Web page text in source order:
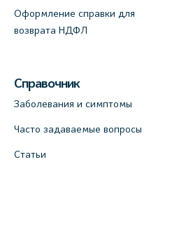
Оформление справки для
возврата НДФЛ
Справочник
Заболевания и симптомы
Часто задаваемые вопросы
Статьи